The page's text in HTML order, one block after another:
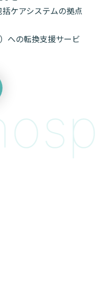
ケアシステムの拠点
への転換支援サービ